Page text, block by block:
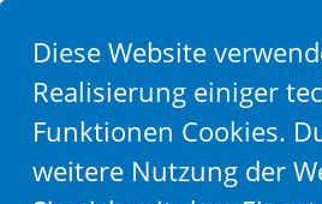
Diese Website
Realisierung einiger
Funktionen Cookies.
weitere Nutzung der